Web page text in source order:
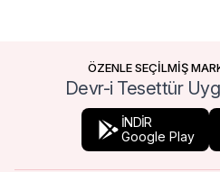
ÖZENLE SEÇİLMİŞ
Devr-i Tesettür
İNDİR
Google Play